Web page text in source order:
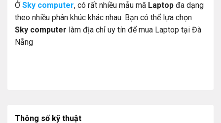
ỞSky computer, có rất nhiều mẫu mã Laptop đa dạng
theo nhiều phân khúc khác nhau. Bạn có thể lựa chọn
Sky computer làm địa chỉ uy tín để mua Laptop tại Đà
Nẵng
Thông số kỹ thuật